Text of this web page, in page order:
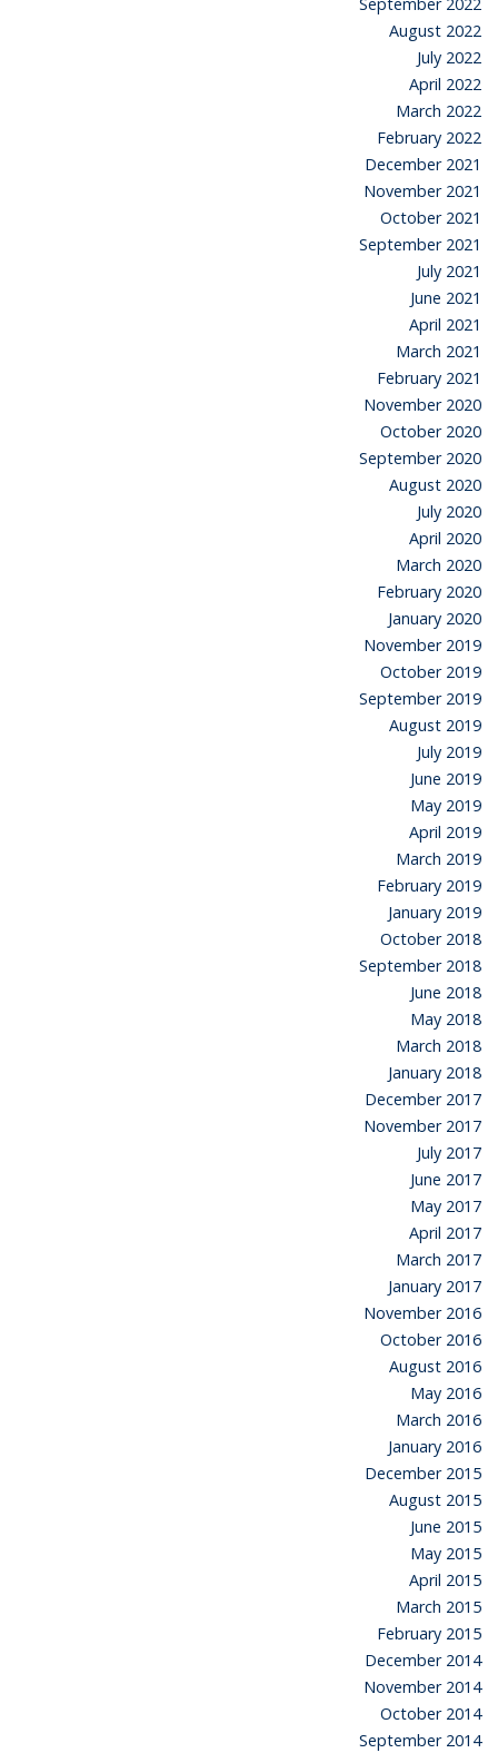
September 2022
August 2022
July 2022
April 2022
March 2022
February 2022
December 2021
November 2021
October 2021
September 2021
July 2021
June 2021
April 2021
March 2021
February 2021
November 2020
October 2020
September 2020
August 2020
July 2020
April 2020
March 2020
February 2020
January 2020
November 2019
October 2019
September 2019
August 2019
July 2019
June 2019
May 2019
April 2019
March 2019
February 2019
January 2019
October 2018
September 2018
June 2018
May 2018
March 2018
January 2018
December 2017
November 2017
July 2017
June 2017
May 2017
April 2017
March 2017
January 2017
November 2016
October 2016
August 2016
May 2016
March 2016
January 2016
December 2015
August 2015
June 2015
May 2015
April 2015
March 2015
February 2015
December 2014
November 2014
October 2014
September 2014